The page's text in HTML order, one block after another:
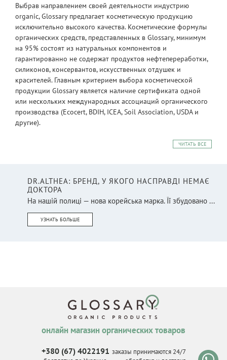
Выбрав направлением своей деятельности индустрию
organic, Glossary предлагает косметическую продукцию
исключительно высокого качества. Косметические формулы
органических средств, представленных в Glossary, минимум
на 95% состоят из натуральных компонентов и
гарантированно не содержат продуктов нефтепереработки,
силиконов, консервантов, искусственных отдушек и
красителей. Главным критерием выбора косметической
продукции Glossary является наличие сертификата одной
или нескольких международных ассоциаций органического
производства (Ecocert, BDIH, ICEA, Soil Association, USDA и
другие).
ЧИТАТЬ ВСЕ
DR.ALTHEA: БРЕНД, У ЯКОГО НАСПРАВДІ НЕМАЄ
ДОКТОРА
На нашій полиці — нова корейська марка. Її збудовано ...
УЗНАТЬ БОЛЬШЕ
онлайн магазин органических товаров
+380 (67) 4022191 заказы принимаются 24/7